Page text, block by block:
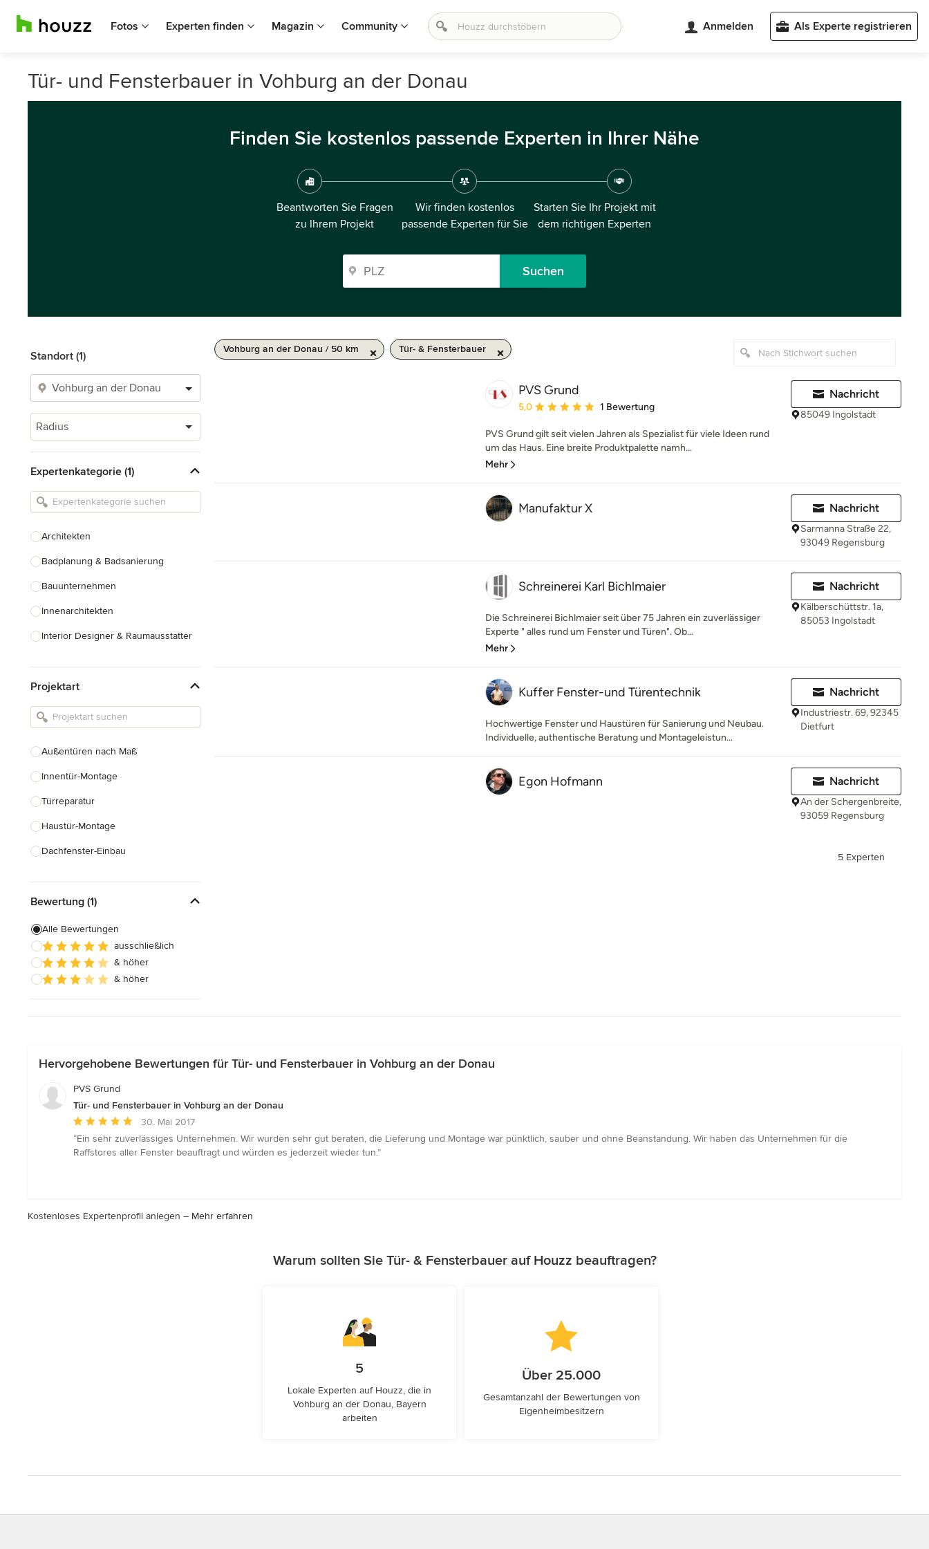
Fotos Experten finden Magazin Community Anmelden Als Experte registrieren
Tür- und Fensterbauer in Vohburg an der Donau
Finden Sie kostenlos passende Experten in Ihrer Nähe
Beantworten Sie Fragen
zu Ihrem Projekt
Wir finden kostenlos
passende Experten für Sie
Starten Sie Ihr Projekt mit
dem richtigen Experten
Suchen
Standort (1)
Radius
Expertenkategorie (1)
Architekten
Badplanung & Badsanierung
Bauunternehmen
Innenarchitekten
Interior Designer & Raumausstatter
Landschaftsarchitekten
Armaturen & Sanitärbedarf
Projektart
Außentüren nach Maß
Innentür-Montage
Türreparatur
Haustür-Montage
Dachfenster-Einbau
Fenster nach Maß
Faltschiebetüren
Innentüren nach Maß
Außenfensterläden
Bewertung (1)
Alle Bewertungen
ausschließlich
& höher
& höher
Vohburg an der Donau / 50 km Tür- & Fensterbauer
PVS Grund
Durchschnittliche Bewertung: 5 von 5 Sternen
5,0 1 Bewertung
PVS Grund gilt seit vielen Jahren als Spezialist für viele Ideen rund
um das Haus. Eine breite Produktpalette namh...
Mehr
Nachricht
85049 Ingolstadt
Manufaktur X Nachricht
Sarmanna Straße 22,
93049 Regensburg
Schreinerei Karl Bichlmaier
Die Schreinerei Bichlmaier seit über 75 Jahren ein zuverlässiger
Experte " alles rund um Fenster und Türen". Ob...
Mehr
Nachricht
Kälberschüttstr. 1a,
85053 Ingolstadt
Kuffer Fenster-und Türentechnik
Hochwertige Fenster und Haustüren für Sanierung und Neubau.
Individuelle, authentische Beratung und Montageleistun...
Nachricht
Industriestr. 69, 92345
Dietfurt
Egon Hofmann Nachricht
An der Schergenbreite,
93059 Regensburg
5 Experten
Hervorgehobene Bewertungen für Tür- und Fensterbauer in Vohburg an der Donau
PVS Grund
Tür- und Fensterbauer in Vohburg an der Donau
Durchschnittliche
Bewertung:
5
30. Mai 2017
“Ein sehr zuverlässiges Unternehmen. Wir wurden sehr gut beraten, die Lieferung und Montage war pünktlich, sauber und ohne Beanstandung. Wir haben das Unternehmen für die
Raffstores aller Fenster beauftragt und würden es jederzeit wieder tun.”
Kostenloses Expertenprofil anlegen – Mehr erfahren
Warum sollten Sie Tür- & Fensterbauer auf Houzz beauftragen?
5
Lokale Experten auf Houzz, die in
Vohburg an der Donau, Bayern
arbeiten
Über 25.000
Gesamtanzahl der Bewertungen von
Eigenheimbesitzern